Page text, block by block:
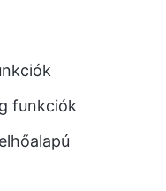
funkciók